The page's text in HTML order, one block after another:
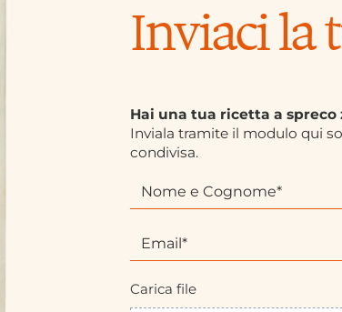
Inviaci la
Hai una tua ricetta a spreco
Inviala tramite il modulo qui
condivisa.
t
t
e
Carica file
e
i
u